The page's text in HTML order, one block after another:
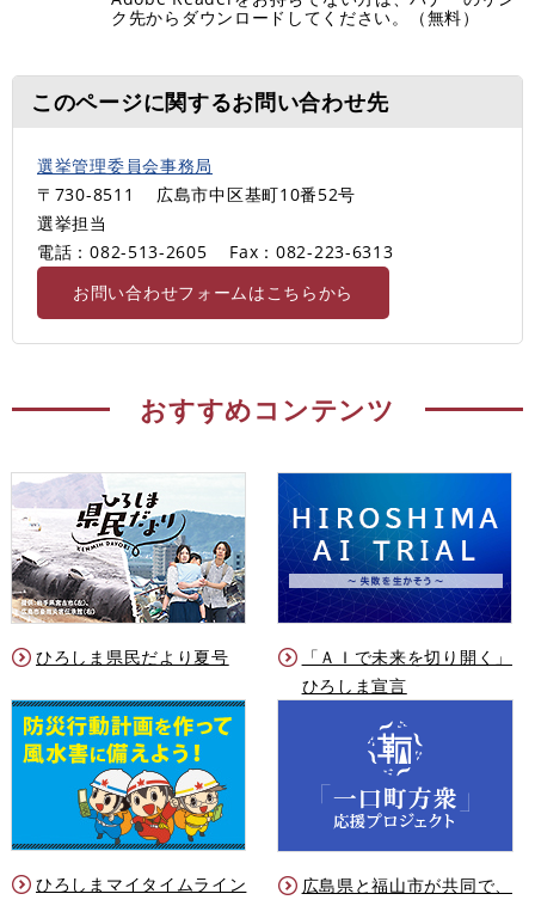
ク先からダウンロードしてください。（無料）
このページに関するお問い合わせ先
選挙管理委員会事務局
〒730-8511
広島市中区基町10番52号
選挙担当
電話：082-513-2605
Fax：082-223-6313
お問い合わせフォームはこちらから
おすすめコンテンツ
ひろしま県民だより夏号
「ＡＩで未来を切り開く」
ひろしま宣言
ひろしまマイタイムライン
広島県と福山市が共同で、